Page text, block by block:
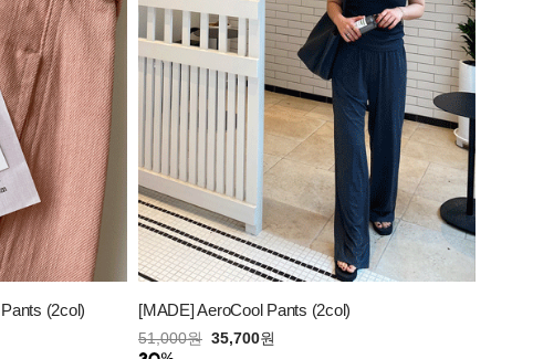
(2col) [MADE] AeroCool Pants (2col)
51,000원 35,700원